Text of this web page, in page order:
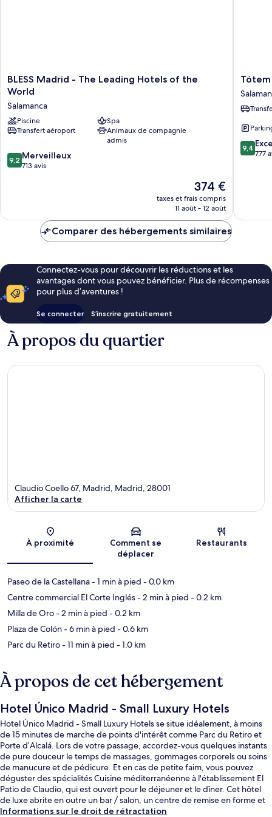
BLESS
Madrid
The
Leading
Hotels
the
World
BLESS Madrid - The Leading Hotels of the
World
Salamanca
Piscine
Spa
Transfert aéroport
Animaux de compagnie
admis
9.2
sur
9,2 Merveilleux
713 avis
Le
nouveau
prix
de
374 €
taxes et frais compris
11 août - 12 août
Tótem
Madrid
Hotel
9.4
sur
9,4
777
Comparer des hébergements similaires
Connectez-vous pour découvrir les réductions et les
avantages dont vous pouvez bénéficier. Plus de récompenses
pour plus d’aventures !
Se connecter S’inscrire gratuitement
À propos du quartier
Carte
Claudio Coello 67, Madrid, Madrid, 28001
Afficher la carte
À proximité
Comment se
déplacer
Restaurants
Paseo de la Castellana- 1 min à pied - 0.0 km
Centre commercial El Corte Inglés- 2 min à pied - 0.2 km
Milla de Oro- 2 min à pied - 0.2 km
Plaza de Colón- 6 min à pied - 0.6 km
Parc du Retiro- 11 min à pied - 1.0 km
À propos de cet hébergement
Hotel Único Madrid - Small Luxury Hotels
Hotel Único Madrid - Small Luxury Hotels se situe idéalement, à moins
de 15 minutes de marche de points d'intérêt comme Parc du Retiro et
Porte d’Alcalá. Lors de votre passage, accordez-vous quelques instants
de pure douceur le temps de massages, gommages corporels ou soins
de manucure et de pédicure. Et en cas de petite faim, vous pouvez
déguster des spécialités Cuisine méditerranéenne à l'établissement El
Patio de Claudio, qui est ouvert pour le déjeuner et le dîner. Cet hôtel
de luxe abrite en outre un bar / salon, un centre de remise en forme et
une salle de fitness ouverte 24 h/24. L'hébergement se situe à une très
Informations sur le droit de rétractation